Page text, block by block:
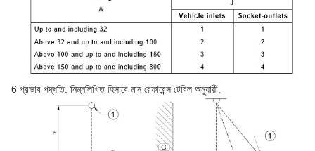
6 প্রভাব পদ্ধতি: নিম্নলিখিত হিসাবে মান রেফারেন্স টেবিল অনুযায়ী.